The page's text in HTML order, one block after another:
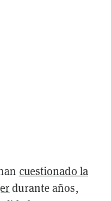
cuestionado la
durante años,